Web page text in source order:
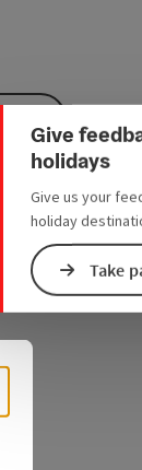
Give
holidays
Give us your
holiday
Take
language -